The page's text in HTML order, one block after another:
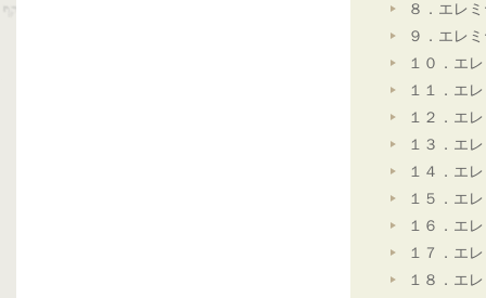
８．エレ
９．エレ
１０．エ
１１．エ
１２．エ
１３．エ
１４．エ
１５．エ
１６．エ
１７．エ
１８．エ